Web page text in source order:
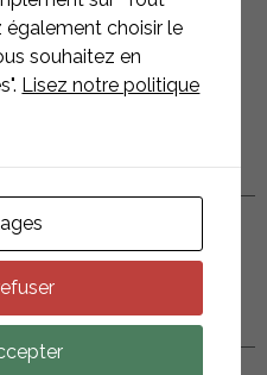
1700 noir - 1007209-B.
également choisir le
souhaitez en
Lisez notre politique